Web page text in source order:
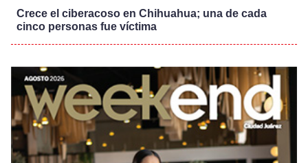
Crece el ciberacoso en Chihuahua; una de cada
cinco personas fue víctima